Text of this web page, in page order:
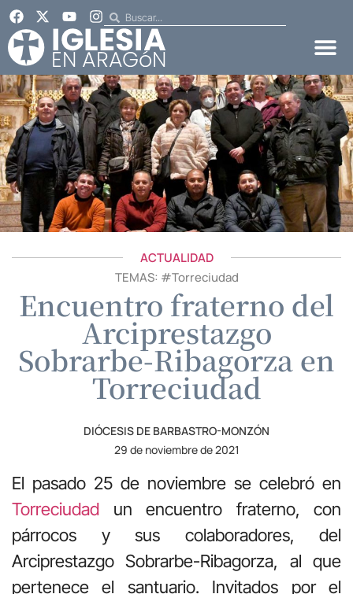
ACTUALIDAD
TEMAS: #Torreciudad
Encuentro fraterno del
Arciprestazgo
Sobrarbe-Ribagorza en
Torreciudad
DIÓCESIS DE BARBASTRO-MONZÓN
29 de noviembre de 2021
El pasado 25 de noviembre se celebró en
Torreciudad un encuentro fraterno, con
párrocos y sus colaboradores, del
Arciprestazgo Sobrarbe-Ribagorza, al que
pertenece el santuario. Invitados por el